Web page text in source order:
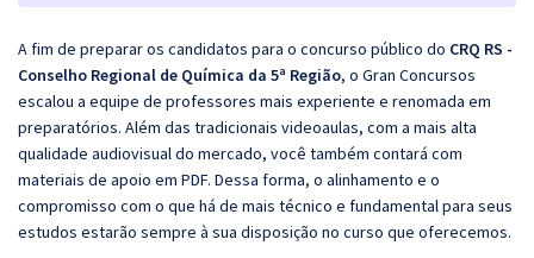
A fim de preparar os candidatos para o concurso público do CRQ RS -
Conselho Regional de Química da 5ª Região, o Gran Concursos
escalou a equipe de professores mais experiente e renomada em
preparatórios. Além das tradicionais videoaulas, com a mais alta
qualidade audiovisual do mercado, você também contará com
materiais de apoio em PDF. Dessa forma, o alinhamento e o
compromisso com o que há de mais técnico e fundamental para seus
estudos estarão sempre à sua disposição no curso que oferecemos.